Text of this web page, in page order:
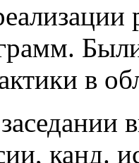
в
канд.